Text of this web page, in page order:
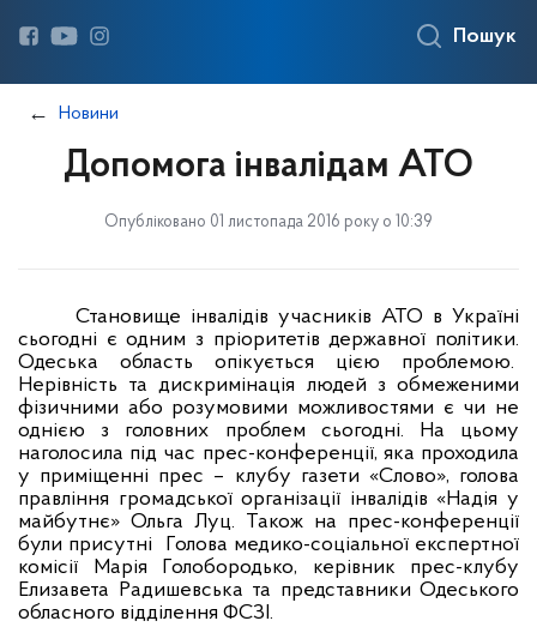
Пошук
Новини
Допомога інвалідам АТО
Опубліковано 01 листопада 2016 року о 10:39
Становище інвалідів учасників АТО в Україні
сьогодні є одним з пріоритетів державної політики.
Одеська область опікується цією проблемою.
Нерівність та дискримінація людей з обмеженими
фізичними або розумовими можливостями є чи не
однією з головних проблем сьогодні. На цьому
наголосила під час прес-конференції, яка проходила
у приміщенні прес – клубу газети «Слово», голова
правління громадської організації інвалідів «Надія у
майбутнє» Ольга Луц. Також на прес-конференції
були присутні
Голова медико-соціальної експертної
комісії Марія Голобородько, керівник прес-клубу
Елизавета Радишевська та представники Одеського
обласного відділення ФСЗІ.